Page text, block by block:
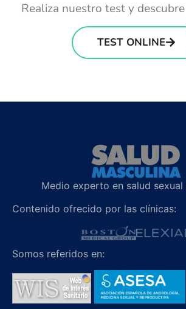
Realiza nuestro test y
TEST ONLINE
Medio experto en salud sexual
Contenido ofrecido por las clínicas:
Somos referidos en: